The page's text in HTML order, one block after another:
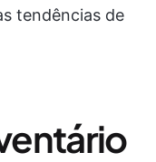
tendências de